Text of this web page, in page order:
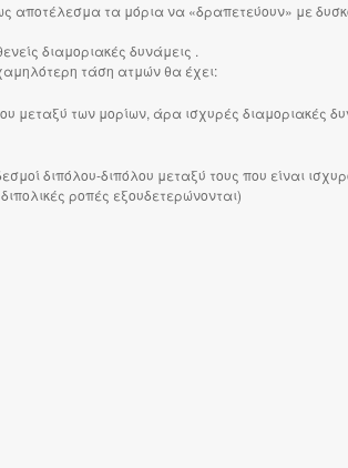
αποτέλεσμα τα μόρια να «δραπετεύουν» με
διαμοριακές δυνάμεις .
τάση ατμών θα έχει:
μεταξύ των μορίων, άρα ισχυρές διαμοριακές
διπόλου-διπόλου μεταξύ τους που είναι
ροπές εξουδετερώνονται)